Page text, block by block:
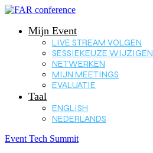
Mijn Event
LIVE STREAM VOLGEN
SESSIEKEUZE WIJZIGEN
NETWERKEN
MIJN MEETINGS
EVALUATIE
Taal
ENGLISH
NEDERLANDS
Event Tech Summit